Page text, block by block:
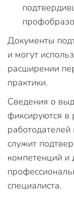
Документы
и могут
расширении
практики.
Сведения о
фиксируются в
служит
компетенций и
специалиста.